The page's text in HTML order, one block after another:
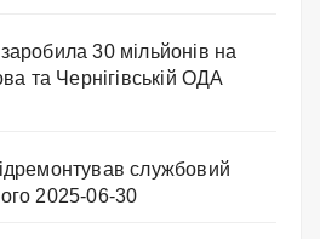
30 мільйонів на
та Чернігівській ОДА
службовий
2025-06-30